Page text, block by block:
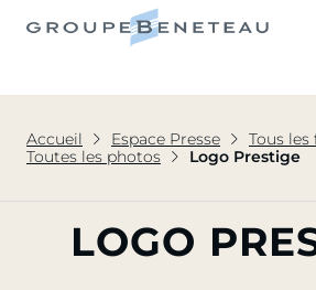
Accueil Espace Presse
Tous les
Toutes les photos
Logo Prestige
LOGO